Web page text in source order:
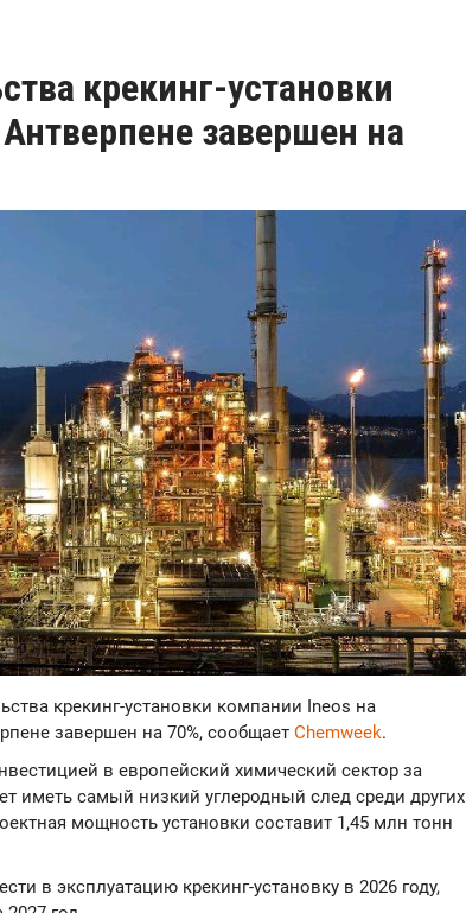
крекинг-установки
завершен на
крекинг-установки компании Ineos на
завершен на 70%, сообщает Chemweek.
в европейский химический сектор за
иметь самый низкий углеродный след среди других
мощность установки составит 1,45 млн тонн
в эксплуатацию крекинг-установку в 2026 году,